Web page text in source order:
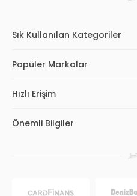
Sık Kullanılan Kategoriler
Popüler Markalar
Hızlı Erişim
Önemli Bilgiler